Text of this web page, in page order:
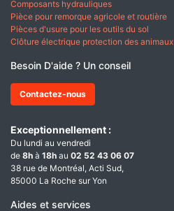
Composants hydrauliques
Pièce pour remorque agricole et routière
Pièces d'usure pour les outils du sol
Clôture électrique protection des animaux
Besoin D'aide ? Un conseil
Contactez-nous
Exceptionnellement :
Du lundi au vendredi
de 8h à 18h au 02 52 43 06 07
38 rue de Montréal, Acti Sud,
85000 La Roche sur Yon
Aides et services